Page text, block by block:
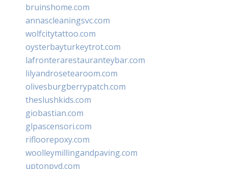
bruinshome.com
annascleaningsvc.com
wolfcitytattoo.com
oysterbayturkeytrot.com
lafronterarestauranteybar.com
lilyandrosetearoom.com
olivesburgberrypatch.com
theslushkids.com
giobastian.com
glpascensori.com
rifloorepoxy.com
woolleymillingandpaving.com
uptonpvd.com